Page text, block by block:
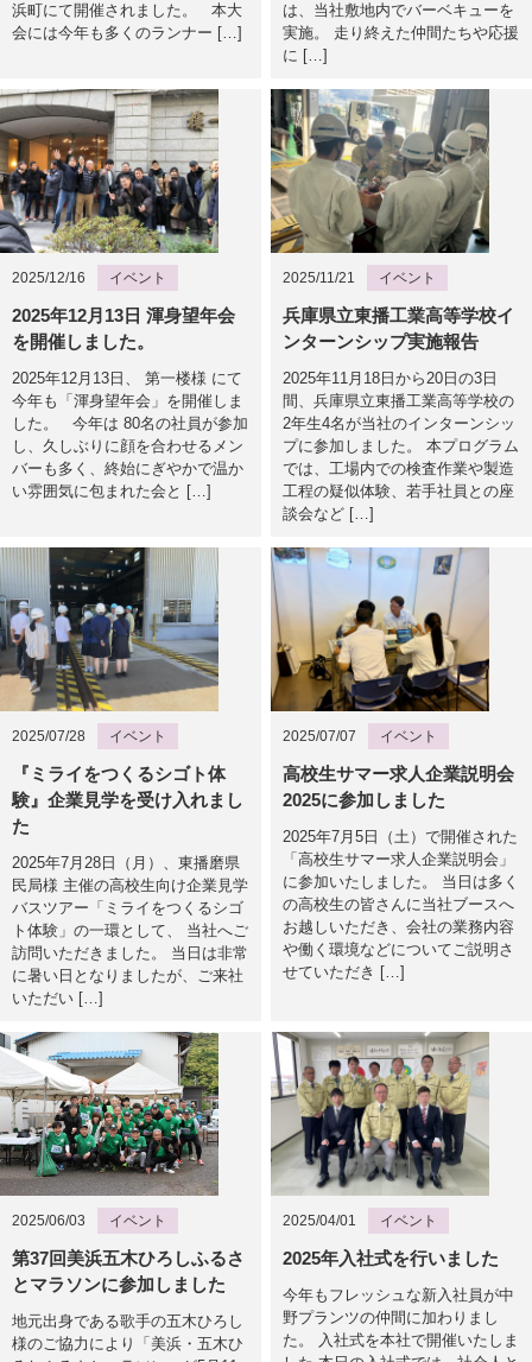
浜町にて開催されました。 本大
会には今年も多くのランナー […]
は、当社敷地内でバーベキューを
実施。 走り終えた仲間たちや応援
に […]
2025/12/16 イベント
2025年12月13日 渾身望年会
を開催しました。
2025年12月13日、 第一楼様 にて
今年も「渾身望年会」を開催しま
した。 今年は 80名の社員が参加
し、久しぶりに顔を合わせるメン
バーも多く、終始にぎやかで温か
い雰囲気に包まれた会と […]
2025/11/21 イベント
兵庫県立東播工業高等学校イ
ンターンシップ実施報告
2025年11月18日から20日の3日
間、兵庫県立東播工業高等学校の
2年生4名が当社のインターンシッ
プに参加しました。 本プログラム
では、工場内での検査作業や製造
工程の疑似体験、若手社員との座
談会など […]
2025/07/28 イベント
『ミライをつくるシゴト体
験』企業見学を受け入れまし
た
2025年7月28日（月）、東播磨県
民局様 主催の高校生向け企業見学
バスツアー「ミライをつくるシゴ
ト体験」の一環として、 当社へご
訪問いただきました。 当日は非常
に暑い日となりましたが、ご来社
いただい […]
2025/07/07 イベント
高校生サマー求人企業説明会
2025に参加しました
2025年7月5日（土）で開催された
「高校生サマー求人企業説明会」
に参加いたしました。 当日は多く
の高校生の皆さんに当社ブースへ
お越しいただき、会社の業務内容
や働く環境などについてご説明さ
せていただき […]
2025/06/03 イベント
第37回美浜五木ひろしふるさ
とマラソンに参加しました
地元出身である歌手の五木ひろし
様のご協力により「美浜・五木ひ
2025/04/01 イベント
2025年入社式を行いました
今年もフレッシュな新入社員が中
野プランツの仲間に加わりまし
た。 入社式を本社で開催いたしま